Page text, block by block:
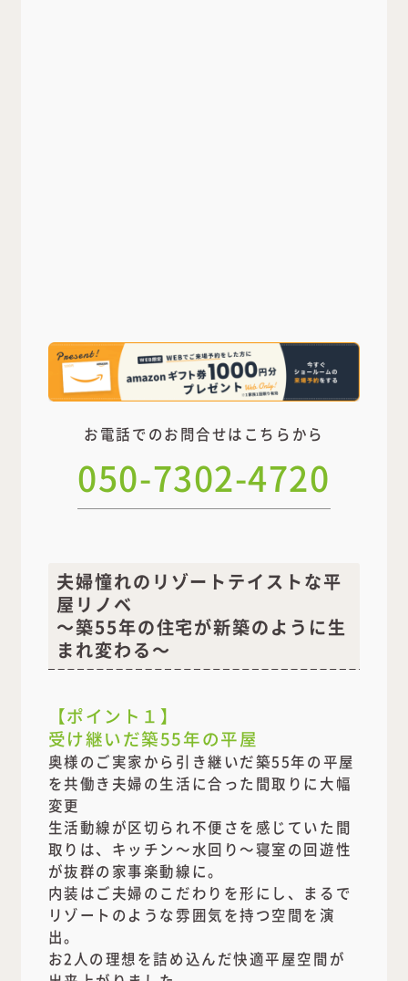
お電話でのお問合せはこちらから
050-7302-4720
夫婦憧れのリゾートテイストな平
屋リノベ
～築55年の住宅が新築のように生
まれ変わる～
【ポイント１】
受け継いだ築55年の平屋
奥様のご実家から引き継いだ築55年の平屋
を共働き夫婦の生活に合った間取りに大幅
変更
生活動線が区切られ不便さを感じていた間
取りは、キッチン～水回り～寝室の回遊性
が抜群の家事楽動線に。
内装はご夫婦のこだわりを形にし、まるで
リゾートのような雰囲気を持つ空間を演
出。
お2人の理想を詰め込んだ快適平屋空間が